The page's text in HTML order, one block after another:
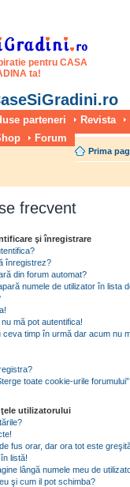
pentru CASA
ta!
parteneri Revista
Forum
Prima
frecvent
şi înregistrare
înregistrez?
din forum automat?
numele de utilizator în lista
mă pot autentifica!
timp în urmă dar acum nu
toate cookie-urile
utilizatorului
fus orar, dar ora tot este
listă!
lângă numele meu de
şi cum il pot schimba?